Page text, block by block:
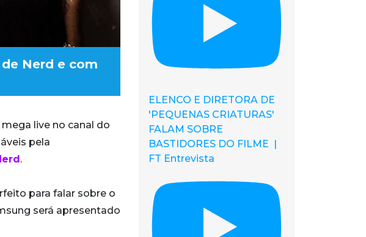
Nerd e com
live no canal do
pela
.
para falar sobre o
será apresentado
ELENCO E DIRETORA DE
'PEQUENAS CRIATURAS'
FALAM SOBRE
BASTIDORES DO FILME |
FT Entrevista